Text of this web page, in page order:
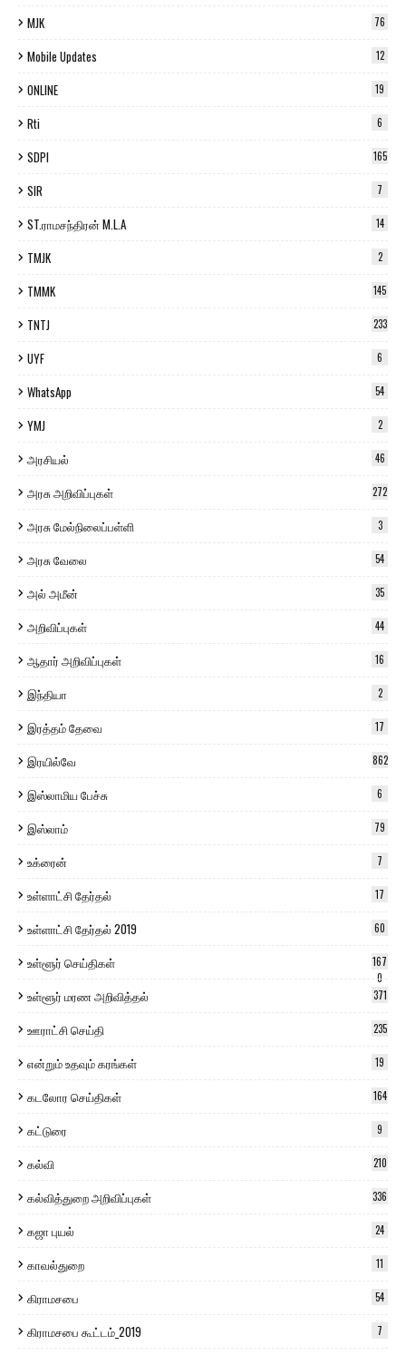
MJK 76
Mobile Updates 12
ONLINE 19
Rti 6
SDPI 165
SIR 7
ST.ராமசந்திரன் M.L.A 14
TMJK 2
TMMK 145
TNTJ 233
UYF 6
WhatsApp 54
YMJ 2
அரசியல் 46
அரசு அறிவிப்புகள் 272
அரசு மேல்நிலைப்பள்ளி 3
அரசு வேலை 54
அல் அமீன் 35
அறிவிப்புகள் 44
ஆதார் அறிவிப்புகள் 16
இந்தியா 2
இரத்தம் தேவை 17
இரயில்வே 862
இஸ்லாமிய பேச்சு 6
இஸ்லாம் 79
உக்ரைன் 7
உள்ளாட்சி தேர்தல் 17
உள்ளாட்சி தேர்தல் 2019 60
உள்ளூர் செய்திகள்
167
0
உள்ளூர் மரண அறிவித்தல் 371
ஊராட்சி செய்தி 235
என்றும் உதவும் கரங்கள் 19
கடலோர செய்திகள் 164
கட்டுரை 9
கல்வி 210
கல்வித்துறை அறிவிப்புகள் 336
கஜா புயல் 24
காவல்துறை 11
கிராமசபை 54
கிராமசபை கூட்டம்_2019 7